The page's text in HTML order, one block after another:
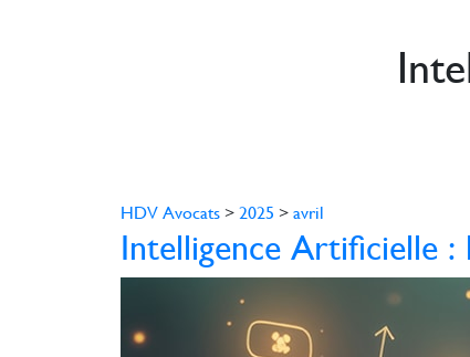
HDV Avocats > 2025 > avril
Intelligence Artificielle :